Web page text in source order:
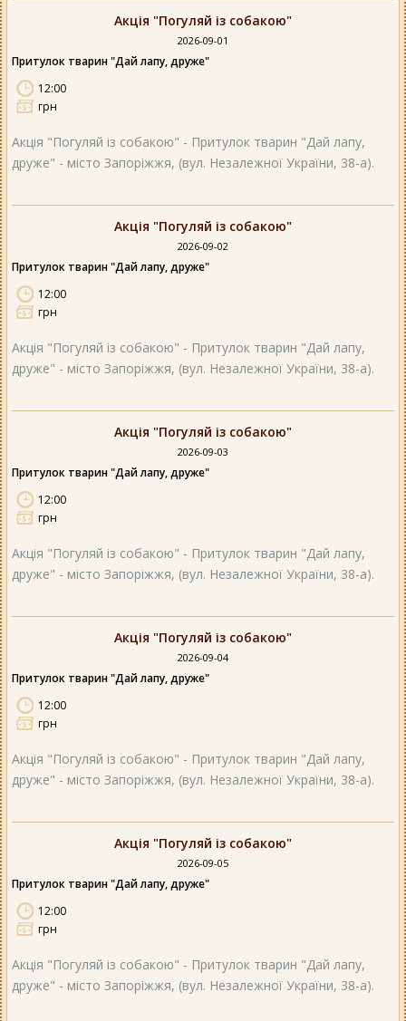
Акція "Погуляй із собакою"
2026-09-01
Притулок тварин "Дай лапу, друже"
12:00
грн
Акція "Погуляй із собакою" - Притулок тварин "Дай лапу,
друже" - місто Запоріжжя, (вул. Незалежної України, 38-а).
Акція "Погуляй із собакою"
2026-09-02
Притулок тварин "Дай лапу, друже"
12:00
грн
Акція "Погуляй із собакою" - Притулок тварин "Дай лапу,
друже" - місто Запоріжжя, (вул. Незалежної України, 38-а).
Акція "Погуляй із собакою"
2026-09-03
Притулок тварин "Дай лапу, друже"
12:00
грн
Акція "Погуляй із собакою" - Притулок тварин "Дай лапу,
друже" - місто Запоріжжя, (вул. Незалежної України, 38-а).
Акція "Погуляй із собакою"
2026-09-04
Притулок тварин "Дай лапу, друже"
12:00
грн
Акція "Погуляй із собакою" - Притулок тварин "Дай лапу,
друже" - місто Запоріжжя, (вул. Незалежної України, 38-а).
Акція "Погуляй із собакою"
2026-09-05
Притулок тварин "Дай лапу, друже"
12:00
грн
Акція "Погуляй із собакою" - Притулок тварин "Дай лапу,
друже" - місто Запоріжжя, (вул. Незалежної України, 38-а).